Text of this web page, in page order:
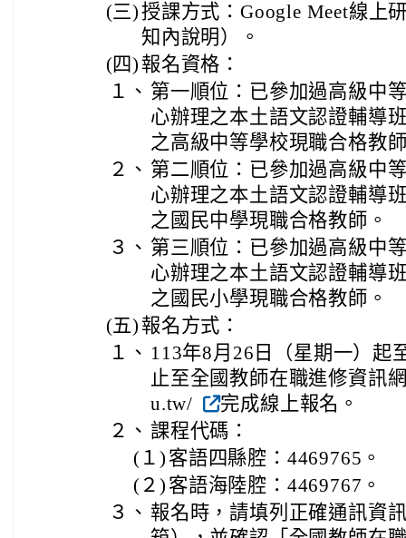
(三)授課方式：Google Meet線上
知內說明）。
(四) 報名資格：
１、 第一順位：已參加過高級中
心辦理之本土語文認證輔導
之高級中等學校現職合格教
２、 第二順位：已參加過高級中
心辦理之本土語文認證輔導
之國民中學現職合格教師。
３、 第三順位：已參加過高級中
心辦理之本土語文認證輔導
之國民小學現職合格教師。
(五) 報名方式：
１、 113年8月26日（星期一）起
止至全國教師在職進修資訊
u.tw/
完成線上報名。
２、 課程代碼：
(１) 客語四縣腔：4469765。
(２) 客語海陸腔：4469767。
３、 報名時，請填列正確通訊資